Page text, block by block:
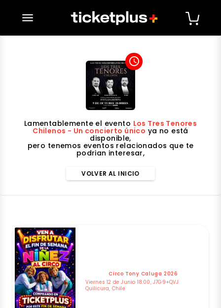
desplegar navegación
access_time
Lamentablemente el evento Los Tres Tenores
Chilenos - Un concierto único ya no está
disponible,
pero tenemos eventos relacionados que te
podrian interesar,
VOLVER AL INICIO
Circo Tony Caluga 2026
Viernes 12 de Junio 18:00, J7G9+QVJ
Quilicura, Chile